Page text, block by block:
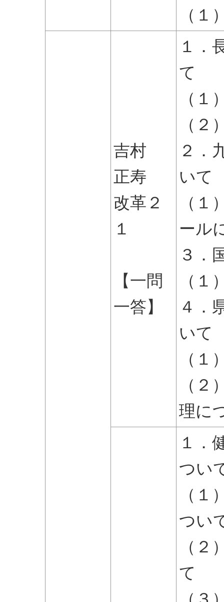
（
吉村
正寿
改革２
１
【一問
一答】
１．
て
（
（２
２．
いて
（
ール
３．
（
４．
いて
（
（
理に
１．
つい
（
つい
（
て